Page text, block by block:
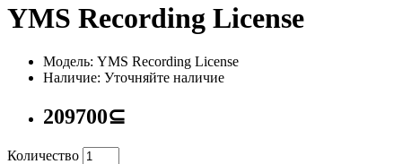
YMS Recording License
Модель: YMS Recording License
Наличие: Уточняйте наличие
209700⊆
Количество